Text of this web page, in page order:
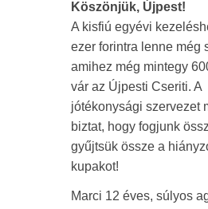
Köszönjük, Újpest!
A kisfiú egyévi
ezer forintra lenne még
amihez még mintegy
vár az Újpesti Cseriti. A
jótékonysági szervezet
biztat, hogy fogjunk
gyűjtsük össze a
kupakot!
Marci 12 éves, súlyos